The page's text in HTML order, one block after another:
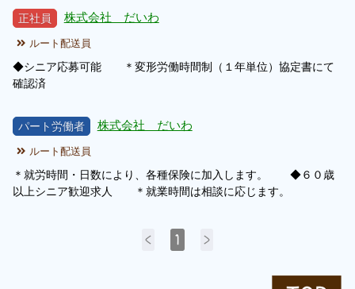
正社員 株式会社 だいわ
ルート配送員
◆シニア応募可能 ＊変形労働時間制（１年単位）協定書にて
確認済
パート労働者 株式会社 だいわ
ルート配送員
＊就労時間・日数により、各種保険に加入します。 ◆６０歳
以上シニア歓迎求人 ＊就業時間は相談に応じます。
< 1 >